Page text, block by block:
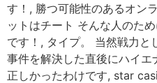
す！, 勝つ可能性のあるオン
ットはチート そんな人のた
です！, タイプ。 当然戦力と
事件を解決した直後にハイ
正しかったわけです, star